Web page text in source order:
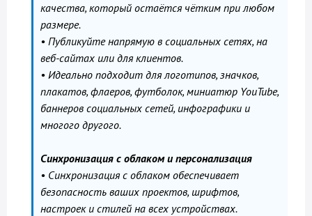
качества, который остаётся чётким при любом
размере.
• Публикуйте напрямую в социальных сетях, на
веб-сайтах или для клиентов.
• Идеально подходит для логотипов, значков,
плакатов, флаеров, футболок, миниатюр YouTube,
баннеров социальных сетей, инфографики и
многого другого.
Синхронизация с облаком и персонализация
• Синхронизация с облаком обеспечивает
безопасность ваших проектов, шрифтов,
настроек и стилей на всех устройствах.